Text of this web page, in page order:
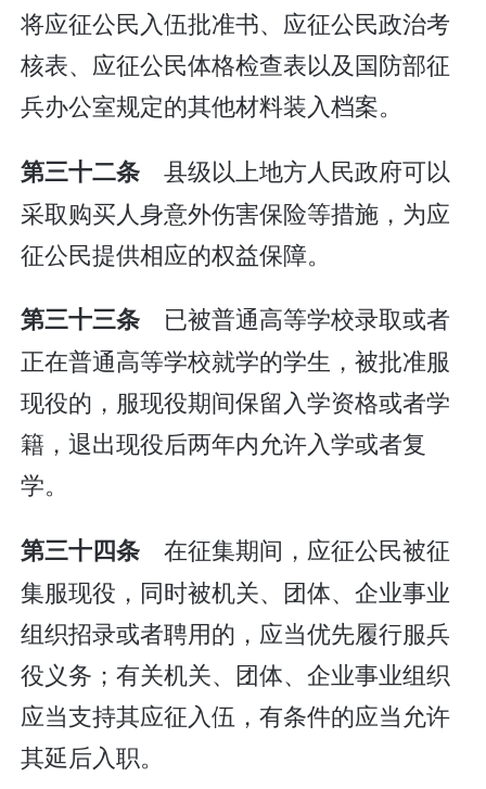
将应征公民入伍批准书、应征公民政治考
核表、应征公民体格检查表以及国防部征
兵办公室规定的其他材料装入档案。
第三十二条 县级以上地方人民政府可以
采取购买人身意外伤害保险等措施，为应
征公民提供相应的权益保障。
第三十三条 已被普通高等学校录取或者
正在普通高等学校就学的学生，被批准服
现役的，服现役期间保留入学资格或者学
籍，退出现役后两年内允许入学或者复
学。
第三十四条 在征集期间，应征公民被征
集服现役，同时被机关、团体、企业事业
组织招录或者聘用的，应当优先履行服兵
役义务；有关机关、团体、企业事业组织
应当支持其应征入伍，有条件的应当允许
其延后入职。